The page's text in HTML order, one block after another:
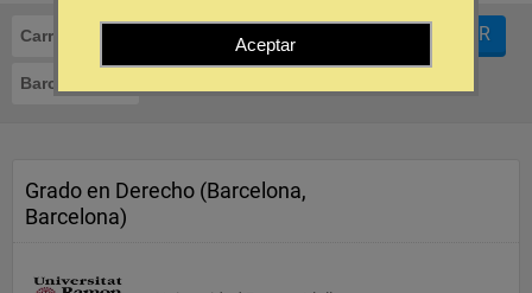
Carreras Universitarias Derecho
Barcelona
FILTRAR
Grado en Derecho (Barcelona,
Barcelona)
Aceptar